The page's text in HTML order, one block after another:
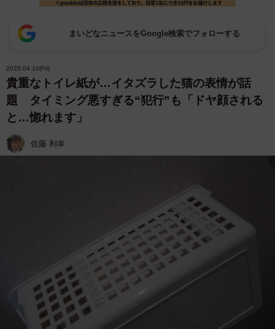
まいどなニュースをGoogle検索でフォローする
2020.04.10(Fri)
貴重なトイレ紙が…イタズラした猫の表情が話
題 タイミング悪すぎる“犯行”も「ドヤ顔される
と…惚れます」
佐藤 利幸